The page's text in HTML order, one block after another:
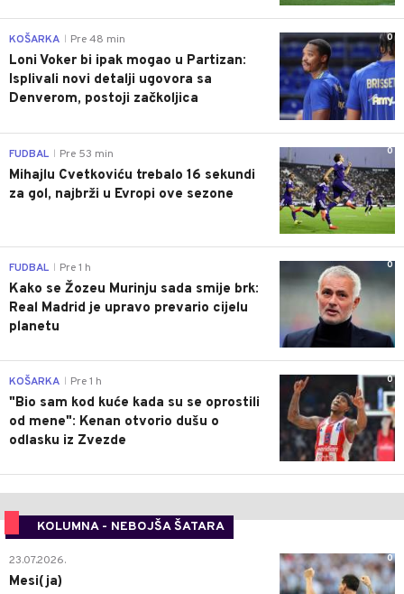
0
KOŠARKA Pre 48 min
Loni Voker bi ipak mogao u Partizan:
Isplivali novi detalji ugovora sa
Denverom, postoji začkoljica
0
FUDBAL Pre 53 min
Mihajlu Cvetkoviću trebalo 16 sekundi
za gol, najbrži u Evropi ove sezone
0
FUDBAL Pre 1 h
Kako se Žozeu Murinju sada smije brk:
Real Madrid je upravo prevario cijelu
planetu
0
KOŠARKA Pre 1 h
"Bio sam kod kuće kada su se oprostili
od mene": Kenan otvorio dušu o
odlasku iz Zvezde
KOLUMNA - NEBOJŠA ŠATARA
0
23.07.2026.
Mesi(ja)